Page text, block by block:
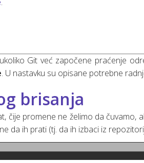
Git već započene praćenje
. U nastavku su opisane potrebne
brisanja
čije promene ne želimo da čuvamo,
da ih prati (tj. da ih izbaci iz